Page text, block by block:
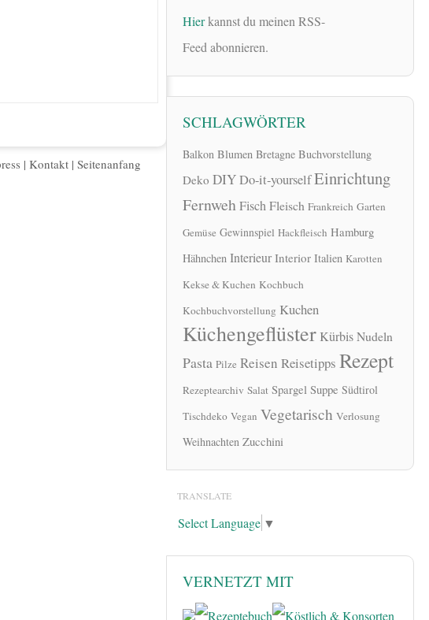
| Kontakt | Seitenanfang
Hierkannst du meinen RSS-
Feed abonnieren.
SCHLAGWÖRTER
Balkon Blumen Bretagne Buchvorstellung
Deko DIYDo-it-yourselfEinrichtung
FernwehFischFleisch Frankreich Garten
Gemüse Gewinnspiel Hackfleisch Hamburg
Hähnchen Interieur Interior Italien Karotten
Kekse & Kuchen Kochbuch
Kochbuchvorstellung Kuchen
Küchengeflüster KürbisNudeln
Pasta Pilze Reisen Reisetipps Rezept
Rezeptearchiv Salat Spargel Suppe Südtirol
Tischdeko Vegan Vegetarisch Verlosung
Weihnachten Zucchini
TRANSLATE
Select Language ▼
VERNETZT MIT